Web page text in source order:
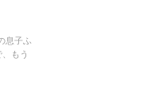
息子ふ
もう